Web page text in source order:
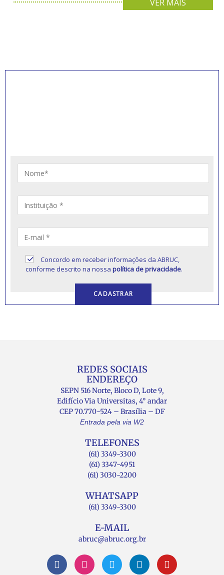
VER MAIS
Concordo em receber informações da ABRUC,
conforme descrito na nossapolítica de privacidade.
REDES SOCIAIS
ENDEREÇO
SEPN 516 Norte, Bloco D, Lote 9,
Edifício Via Universitas, 4° andar
CEP 70.770-524 – Brasília – DF
Entrada pela via W2
TELEFONES
(61) 3349-3300
(61) 3347-4951
(61) 3030-2200
WHATSAPP
(61) 3349-3300
E-MAIL
abruc@abruc.org.br